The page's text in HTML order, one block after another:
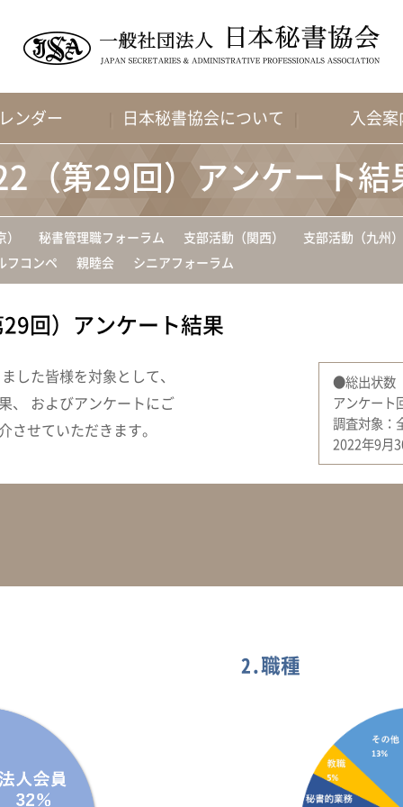
ンダー 日本秘書協会について 入会
（第29回）アンケート結
秘書管理職フォーラム 支部活動（関西）
支部活動（九州）
フコンペ
親睦会 シニアフォーラム
回）アンケート結果
した皆様を対象として、
、 およびアンケートにご
させていただきます。
●総出状数
アンケート
調査対象：
2022年9月
2.職種